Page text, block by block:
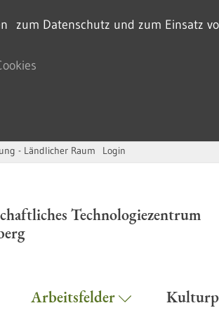
zum Datenschutz und zum Einsatz
- Ländlicher Raum Login
Technologiezentrum
Arbeitsfelder